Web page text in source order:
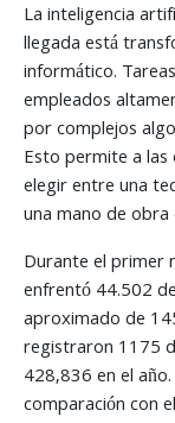
La inteligencia
llegada está
informático.
empleados
por complejos
Esto permite a
elegir entre una
una mano de
Durante el primer
enfrentó 44.502
aproximado de
registraron 1175
428,836 en el
comparación con